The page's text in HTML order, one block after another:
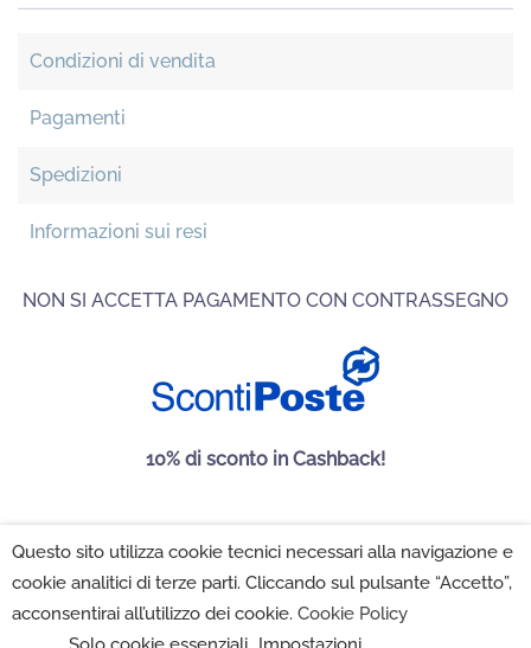
Condizioni di vendita
Pagamenti
Spedizioni
Informazioni sui resi
NON SI ACCETTA PAGAMENTO CON CONTRASSEGNO
10% di sconto in Cashback!
Maison Folies SRL 2022 - P.IVA 02222350502 -Privacy
Policy-Cookie Policy-Impostazioni Cookie
Questo sito utilizza cookie tecnici necessari alla navigazione e
cookie analitici di terze parti. Cliccando sul pulsante “Accetto”,
acconsentirai all’utilizzo dei cookie. Cookie Policy
Solo cookie essenziali Impostazioni